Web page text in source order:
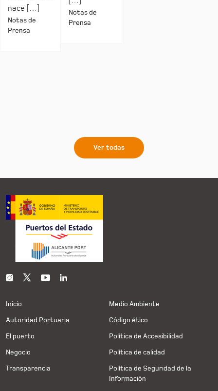
nace […]
Notas de
Prensa
Notas de
Prensa
Ver todas
Inicio
Autoridad Portuaria
El puerto
Negocio
Transparencia
Medio Ambiente
Código ético
Política de Accesibilidad
Política de calidad
Política de Seguridad de la
Información